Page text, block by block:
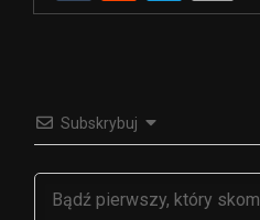
Subskrybuj